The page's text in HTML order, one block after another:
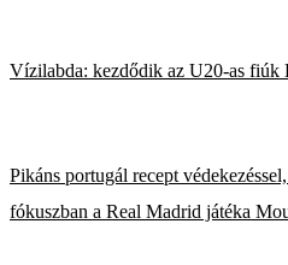
Vízilabda: kezdődik az U20-as fiúk
Pikáns portugál recept
fókuszban a Real Madrid játéka